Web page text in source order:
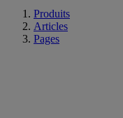
Produits
Articles
Pages